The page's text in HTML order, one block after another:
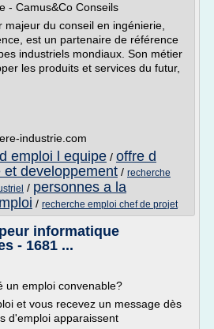
- Camus&Co Conseils
majeur du conseil en ingénierie,
est un partenaire de référence
industriels mondiaux. Son métier
les produits et services du futur,
industrie.com
emploi l equipe / offre d
developpement / recherche
/ personnes a la
/ recherche emploi chef de projet
informatique
- 1681 ...
un emploi convenable?
et vous recevez un message dès
d'emploi apparaissent